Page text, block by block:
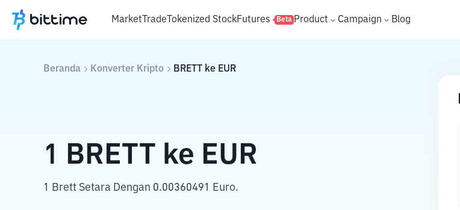
MarketTradeTokenized StockFutures Beta Product Campaign Blog
Beranda Konverter Kripto BRETT ke EUR
1 BRETT ke EUR
1 Brett Setara Dengan 0.00360491 Euro.